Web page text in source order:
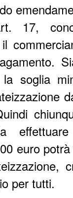
17,
la soglia
euro
per tutti.